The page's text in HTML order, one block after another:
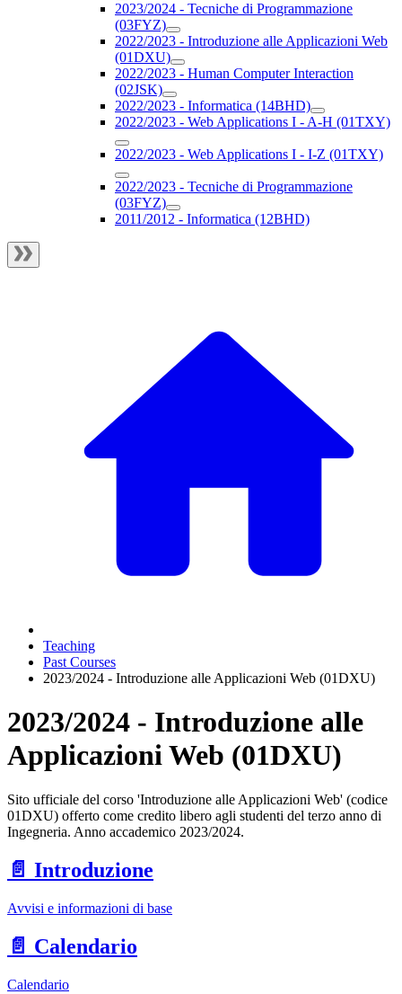
2023/2024 - Tecniche di Programmazione
(03FYZ)
2022/2023 - Introduzione alle Applicazioni Web
(01DXU)
2022/2023 - Human Computer Interaction
(02JSK)
2022/2023 - Informatica (14BHD)
2022/2023 - Web Applications I - A-H (01TXY)
2022/2023 - Web Applications I - I-Z (01TXY)
2022/2023 - Tecniche di Programmazione
(03FYZ)
2011/2012 - Informatica (12BHD)
Teaching
Past Courses
2023/2024 - Introduzione alle Applicazioni Web (01DXU)
2023/2024 - Introduzione alle
Applicazioni Web (01DXU)
Sito ufficiale del corso 'Introduzione alle Applicazioni Web' (codice
01DXU) offerto come credito libero agli studenti del terzo anno di
Ingegneria. Anno accademico 2023/2024.
📄️ Introduzione
Avvisi e informazioni di base
📄️ Calendario
Calendario